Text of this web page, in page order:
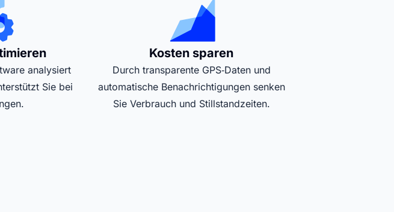
analysiert
Sie bei
Kosten sparen
Durch transparente GPS‑Daten und
automatische Benachrichtigungen senken
Sie Verbrauch und Stillstandzeiten.